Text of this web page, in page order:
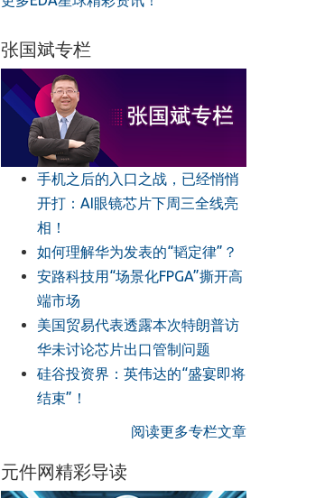
张国斌专栏
手机之后的入口之战，已经悄悄
开打：AI眼镜芯片下周三全线亮
相！
如何理解华为发表的“韬定律”？
安路科技用“场景化FPGA”撕开高
端市场
美国贸易代表透露本次特朗普访
华未讨论芯片出口管制问题
硅谷投资界：英伟达的“盛宴即将
结束”！
阅读更多专栏文章
元件网精彩导读